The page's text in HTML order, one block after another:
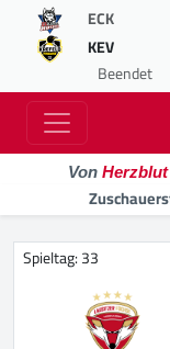
ECK
KEV
Beendet
Von Herzblut
Spieltag: 33